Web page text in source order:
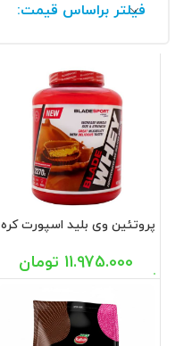
فیلتر براساس قیمت:
پروتئین وی بلید اسپورت کره
11.975.000 تومان